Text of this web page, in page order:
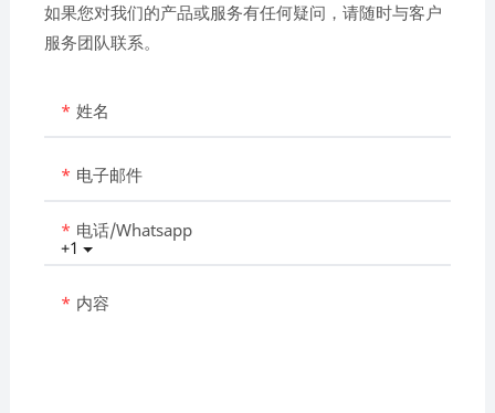
如果您对我们的产品或服务有任何疑问，请随时与客户
服务团队联系。
姓名
电子邮件
+1
电话/whatsapp
内容